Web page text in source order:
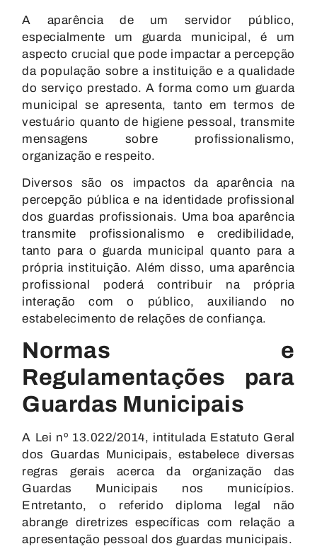
A aparência de um servidor público,
especialmente um guarda municipal, é um
aspecto crucial que pode impactar a percepção
da população sobre a instituição e a qualidade
do serviço prestado. A forma como um guarda
municipal se apresenta, tanto em termos de
vestuário quanto de higiene pessoal, transmite
mensagens sobre profissionalismo,
organização e respeito.
Diversos são os impactos da aparência na
percepção pública e na identidade profissional
dos guardas profissionais. Uma boa aparência
transmite profissionalismo e credibilidade,
tanto para o guarda municipal quanto para a
própria instituição. Além disso, uma aparência
profissional poderá contribuir na própria
interação com o público, auxiliando no
estabelecimento de relações de confiança.
Normas e
Regulamentações para
Guardas Municipais
A Lei nº 13.022/2014, intitulada Estatuto Geral
dos Guardas Municipais, estabelece diversas
regras gerais acerca da organização das
Guardas Municipais nos municípios.
Entretanto, o referido diploma legal não
abrange diretrizes específicas com relação a
apresentação pessoal dos guardas municipais.